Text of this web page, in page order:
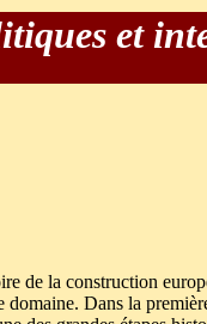
et
de la construction
Dans la